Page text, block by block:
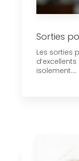
Sorties
Les sorties
isolement....